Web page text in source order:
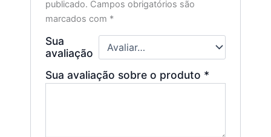
publicado. Campos obrigatórios são
marcados com *
Sua
avaliação
Sua avaliação sobre o produto *